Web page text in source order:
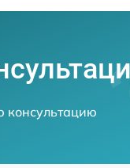
консультацию